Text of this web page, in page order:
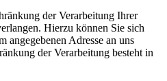
der Verarbeitung Ihrer
Hierzu können Sie sich
angegebenen Adresse an uns
der Verarbeitung besteht in